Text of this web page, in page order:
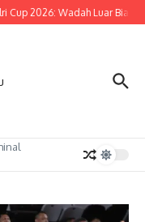
Cup 2026: Wadah Luar